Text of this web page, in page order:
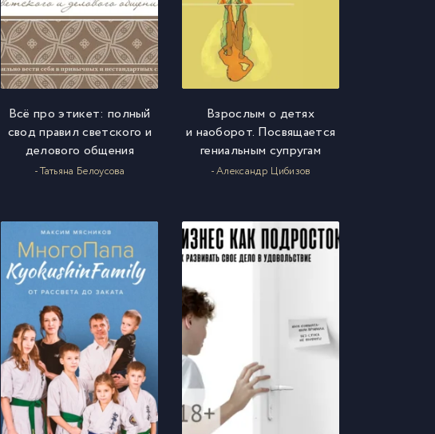
Всё про этикет: полный
свод правил светского и
делового общения
- Татьяна Белоусова
Взрослым о детях
и наоборот. Посвящается
гениальным супругам
- Александр Цибизов